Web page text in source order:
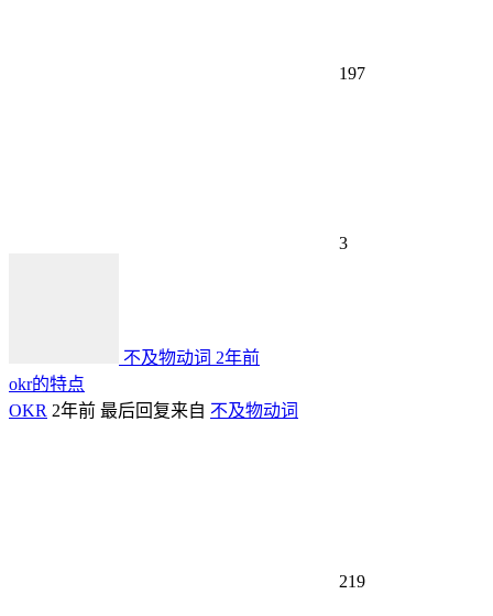
197
3
不及物动词 2年前
okr的特点
OKR 2年前 最后回复来自 不及物动词
219